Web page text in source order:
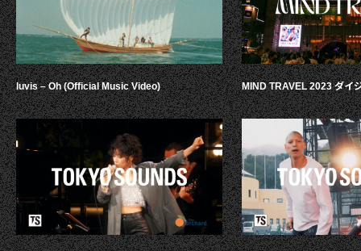
luvis – Oh (Official Music Video) MIND TRAVEL 2023 ダイ